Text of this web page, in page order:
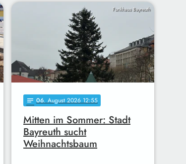
Funkhaus Bayreuth
notes 06. August 2026 12:55
Mitten im Sommer: Stadt
Bayreuth sucht
Weihnachtsbaum